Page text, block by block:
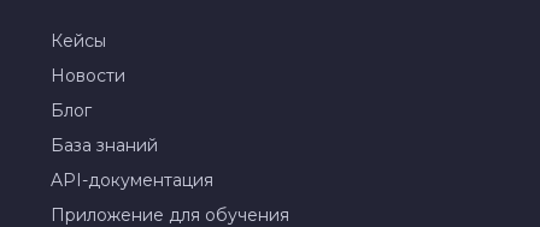
Кейсы
Новости
Блог
База знаний
API-документация
Приложение для обучения